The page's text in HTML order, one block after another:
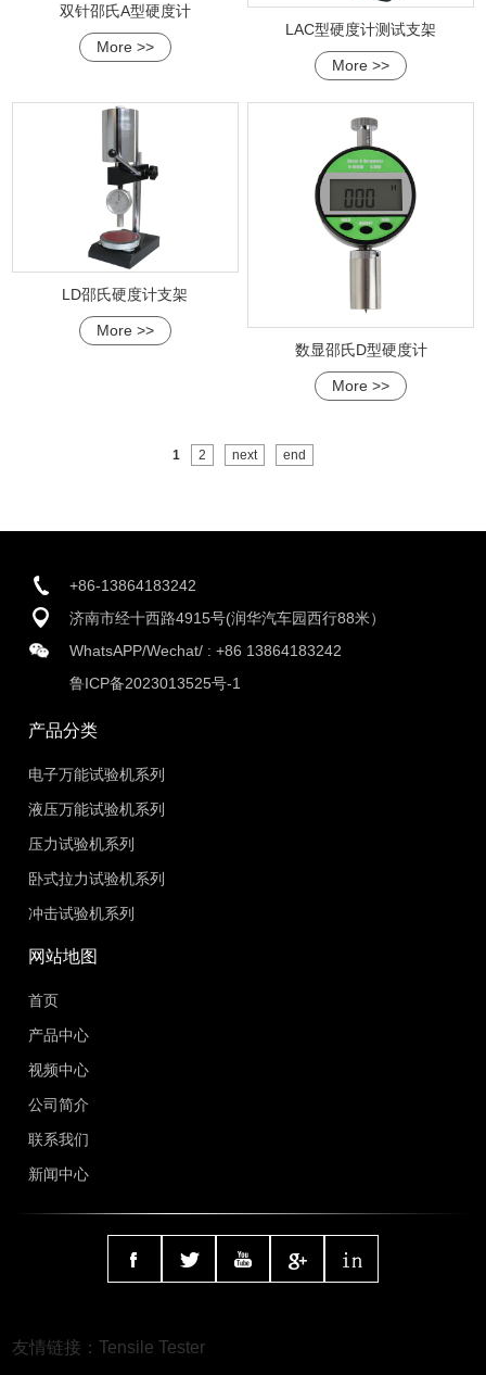
双针邵氏A型硬度计
More >>
LAC型硬度计测试支架
More >>
LD邵氏硬度计支架
More >>
数显邵氏D型硬度计
More >>
1 2 next end
+86-13864183242
济南市经十西路4915号(润华汽车园西行88米）
WhatsAPP/Wechat/ :+86 13864183242
鲁ICP备2023013525号-1
产品分类
电子万能试验机系列
液压万能试验机系列
压力试验机系列
卧式拉力试验机系列
冲击试验机系列
网站地图
首页
产品中心
视频中心
公司简介
联系我们
新闻中心
友情链接： Tensile Tester